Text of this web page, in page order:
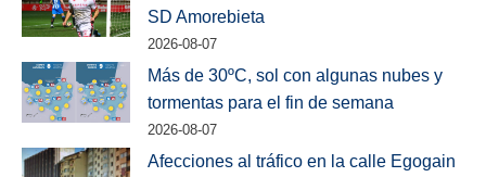
SD Amorebieta
2026-08-07
Más de 30ºC, sol con algunas nubes y
tormentas para el fin de semana
2026-08-07
Afecciones al tráfico en la calle Egogain